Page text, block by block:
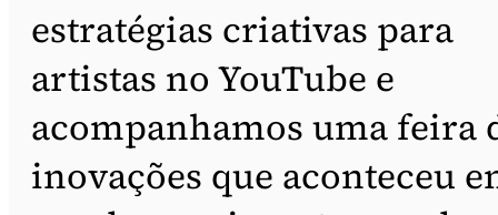
estratégias criativas para
artistas no YouTube e
acompanhamos uma feira
inovações que aconteceu